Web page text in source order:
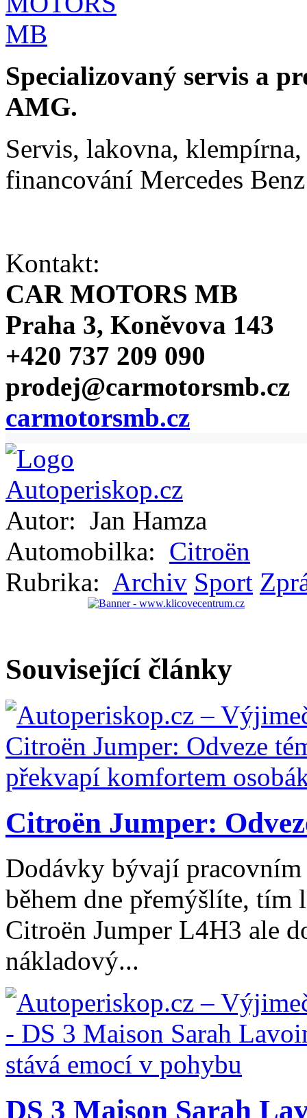
Specializovaný servis a
AMG.
Servis, lakovna,
financování Mercedes
Kontakt:
CAR MOTORS MB
Praha 3, Koněvova 143
+420 737 209 090
prodej@carmotorsmb.cz
carmotorsmb.cz
Autor: Jan Hamza
Automobilka: Citroën
Rubrika: Archiv Sport
Související články
Citroën Jumper:
Dodávky bývají
během dne přemýšlíte,
Citroën Jumper L4H3 ale
nákladový...
DS 3 Maison Sarah